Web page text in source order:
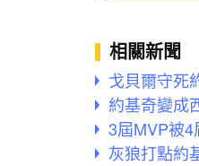
相關新聞
戈貝爾守死
約基奇變成
3屆MVP被
灰狼打點約